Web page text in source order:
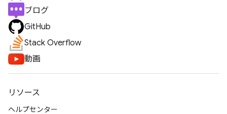
ブログ
GitHub
Stack Overflow
動画
リソース
ヘルプセンター